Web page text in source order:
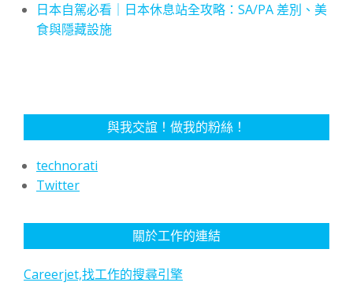
日本自駕必看｜日本休息站全攻略：SA/PA 差別、美
食與隱藏設施
與我交誼！做我的粉絲！
technorati
Twitter
關於工作的連結
Careerjet,找工作的搜尋引擎